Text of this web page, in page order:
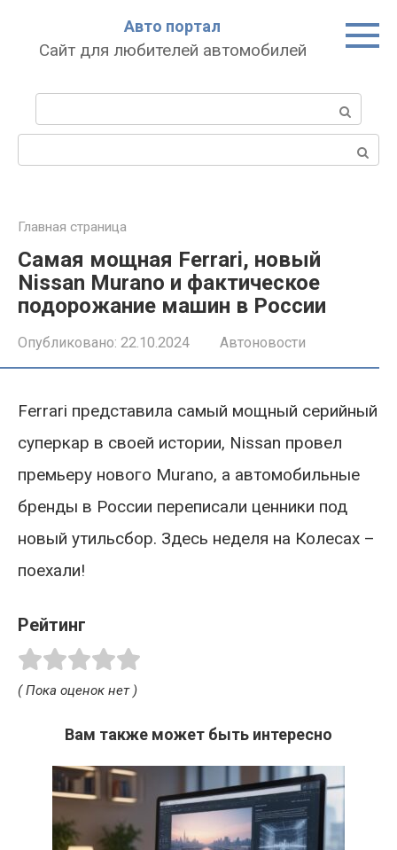
Авто портал
Сайт для любителей автомобилей
Главная страница
Самая мощная Ferrari, новый
Nissan Murano и фактическое
подорожание машин в России
Опубликовано: 22.10.2024 Автоновости
Ferrari представила самый мощный серийный
суперкар в своей истории, Nissan провел
премьеру нового Murano, а автомобильные
бренды в России переписали ценники под
новый утильсбор. Здесь неделя на Колесах –
поехали!
Рейтинг
( Пока оценок нет )
Вам также может быть интересно